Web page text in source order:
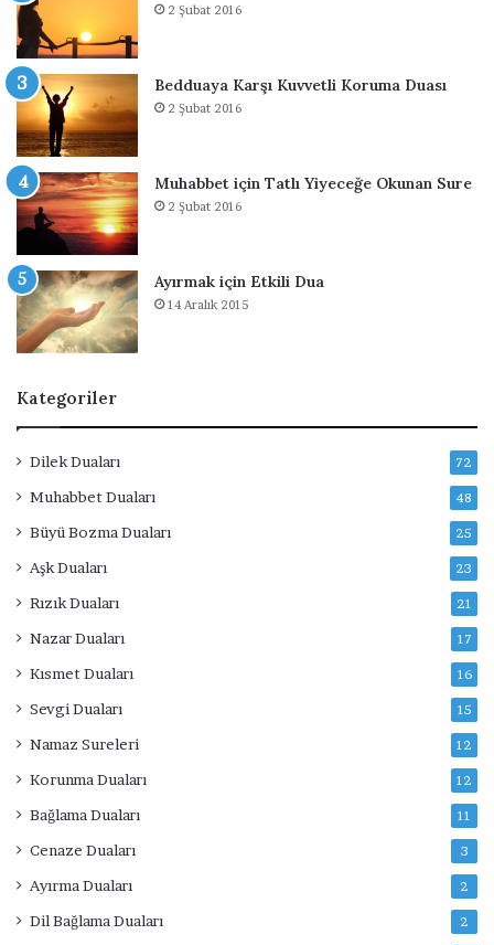
m
a
s
ı
G
e
r
e
k
e
D
u
a
2 Şubat 2016
Bedduaya Karşı Kuvvetli Koruma Duası
2 Şubat 2016
Muhabbet için Tatlı Yiyeceğe Okunan Sure
2 Şubat 2016
Ayırmak için Etkili Dua
14 Aralık 2015
Kategoriler
Dilek Duaları 72
Muhabbet Duaları 48
Büyü Bozma Duaları 25
Aşk Duaları 23
Rızık Duaları 21
Nazar Duaları 17
Kısmet Duaları 16
Sevgi Duaları 15
Namaz Sureleri 12
Korunma Duaları 12
Bağlama Duaları 11
Cenaze Duaları 3
Ayırma Duaları 2
Dil Bağlama Duaları 2